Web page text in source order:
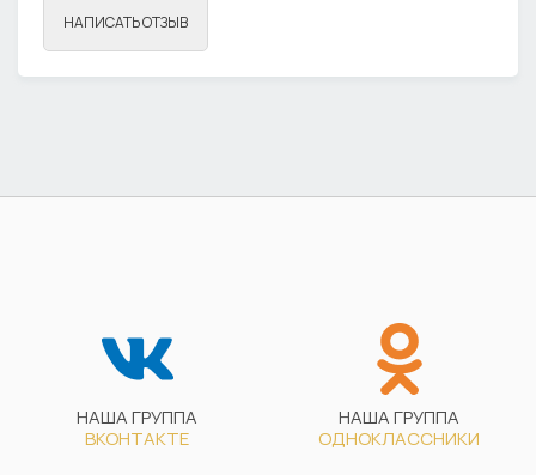
НАПИСАТЬ ОТЗЫВ
НАША ГРУППА
ВКОНТАКТЕ
НАША ГРУППА
ОДНОКЛАССНИКИ